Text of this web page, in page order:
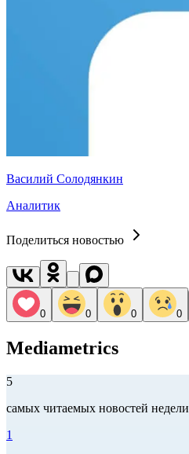
Василий Солодянкин
Аналитик
Поделиться новостью
0 0 0 0
Mediametrics
5
самых читаемых новостей недели
1